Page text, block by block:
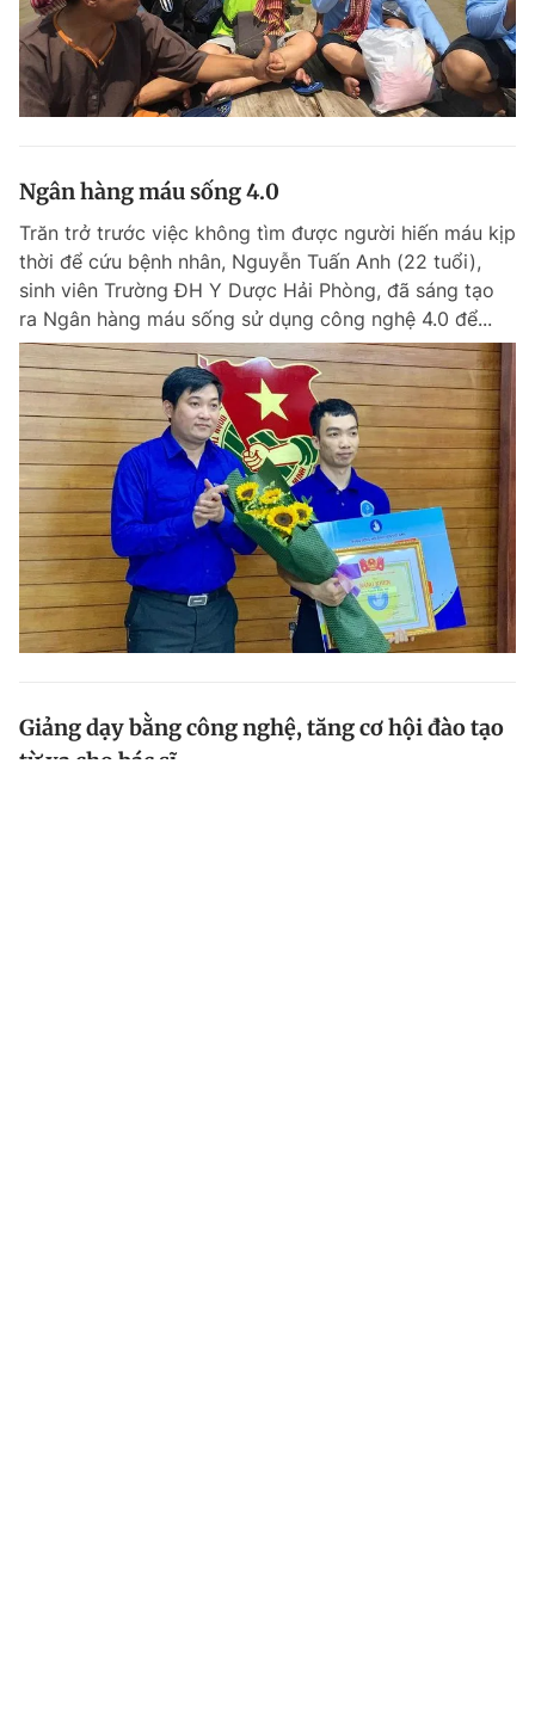
Ngân hàng máu sống 4.0
Trăn trở trước việc không tìm được người hiến máu kịp
thời để cứu bệnh nhân, Nguyễn Tuấn Anh (22 tuổi),
sinh viên Trường ĐH Y Dược Hải Phòng, đã sáng tạo
ra Ngân hàng máu sống sử dụng công nghệ 4.0 để...
Giảng dạy bằng công nghệ, tăng cơ hội đào tạo
từ xa cho bác sĩ